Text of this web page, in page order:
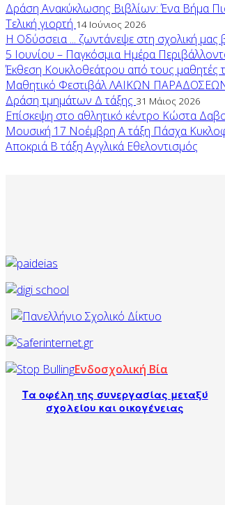
Δράση Ανακύκλωσης Βιβλίων: Ένα Βήμα
Τελική γιορτή 14 Ιούνιος 2026
Η Οδύσσεια ... ζωντάνεψε στη σχολική μας
5 Ιουνίου – Παγκόσμια Ημέρα
Έκθεση Κουκλοθεάτρου από τους μαθητές
Μαθητικό Φεστιβάλ ΛΑΙΚΩΝ
Δράση τμημάτων Δ τάξης 31 Μάιος 2026
Επίσκεψη στο αθλητικό κέντρο Κώστα
Μουσική 17 Νοέμβρη Α τάξη Πάσχα
Αποκριά Β τάξη Αγγλικά Εθελοντισμός
Ενδοσχολική Βία
Τα οφέλη της συνεργασίας μεταξύ
σχολείου και οικογένειας